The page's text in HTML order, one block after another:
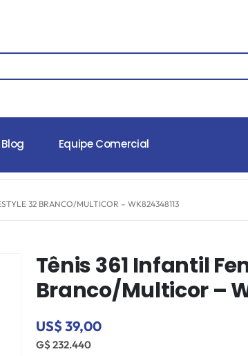
Blog Equipe Comercial
32 BRANCO/MULTICOR – WK824348113
Tênis 361 Infantil
Branco/Multicor –
US$ 39,00
G$ 232.440